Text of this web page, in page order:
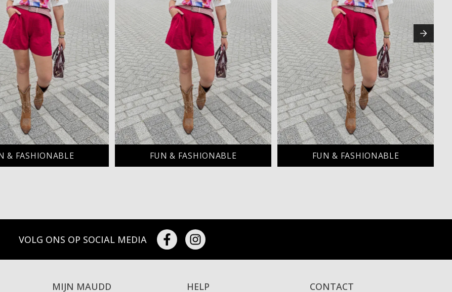
& FASHIONABLE FUN & FASHIONABLE FUN & FASHIONABLE
VOLG ONS OP SOCIAL MEDIA
MIJN MAUDD HELP CONTACT